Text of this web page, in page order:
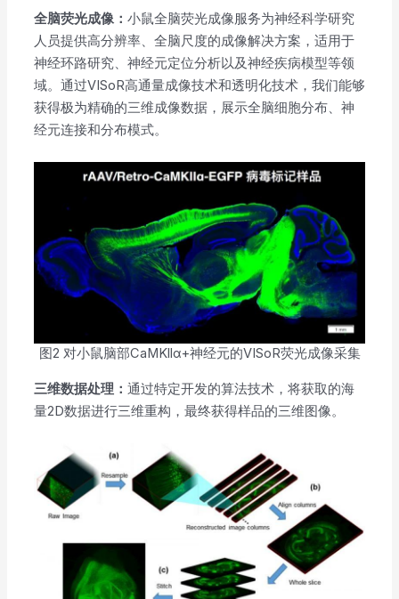
全脑荧光成像： 小鼠全脑荧光成像服务为神经科学研究
人员提供高分辨率、全脑尺度的成像解决方案，适用于
神经环路研究、神经元定位分析以及神经疾病模型等领
域。通过VISoR高通量成像技术和透明化技术，我们能够
获得极为精确的三维成像数据，展示全脑细胞分布、神
经元连接和分布模式。
图2 对小鼠脑部CaMKllα+神经元的VISoR荧光成像采集
三维数据处理： 通过特定开发的算法技术，将获取的海
量2D数据进行三维重构，最终获得样品的三维图像。